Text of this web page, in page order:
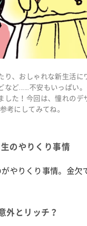
り、おしゃれな新生活
ど......不安もいっぱい
した！今回は、憧れの
考にしてみてね。
のやりくり事情
やりくり事情。金欠
外とリッチ？